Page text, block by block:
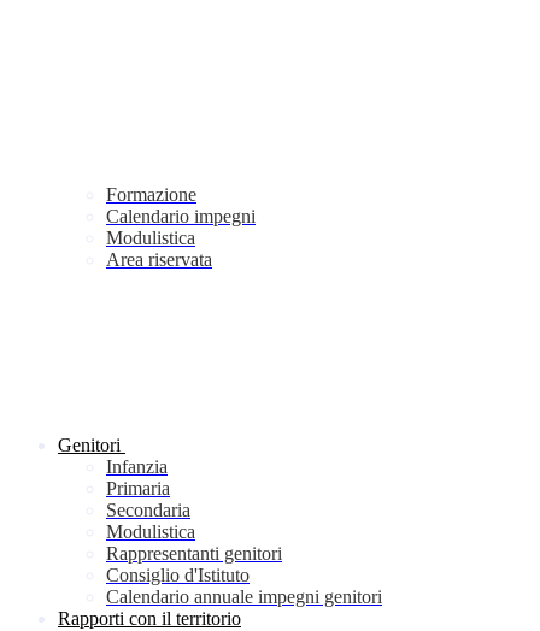
Formazione
Calendario impegni
Modulistica
Area riservata
Genitori
Infanzia
Primaria
Secondaria
Modulistica
Rappresentanti genitori
Consiglio d'Istituto
Calendario annuale impegni genitori
Rapporti con il territorio